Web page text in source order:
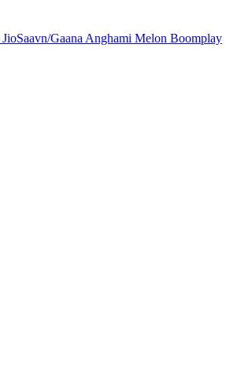
JioSaavn/Gaana Anghami Melon Boomplay